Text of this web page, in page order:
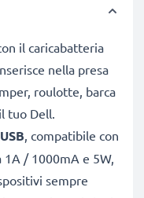
il caricabatteria
nella presa
roulotte, barca
tuo Dell.
, compatibile con
1A / 1000mA e 5W,
sempre